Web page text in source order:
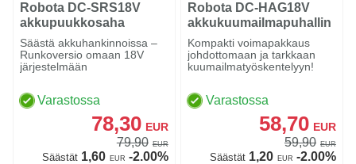
Robota DC-SRS18V
akkupuukkosaha
Säästä akkuhankinnoissa –
Runkoversio omaan 18V
järjestelmään
Varastossa
78,30 EUR
79,90 EUR
Säästät1,60 EUR -2.00%
Robota DC-HAG18V
akkukuumailmapuhallin
Kompakti voimapakkaus
johdottomaan ja tarkkaan
kuumailmatyöskentelyyn!
Varastossa
58,70 EUR
59,90 EUR
Säästät1,20 EUR -2.00%